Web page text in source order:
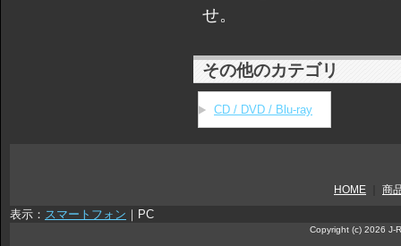
せ。
その他のカテゴリ
CD / DVD / Blu-ray
HOME 商
表示： スマートフォン ｜ PC
Copyright (c) 2026 J-